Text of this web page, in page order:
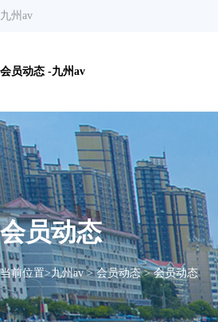
九州av
会员动态 -九州av
会员动态
当前位置>九州av>会员动态>会员动态